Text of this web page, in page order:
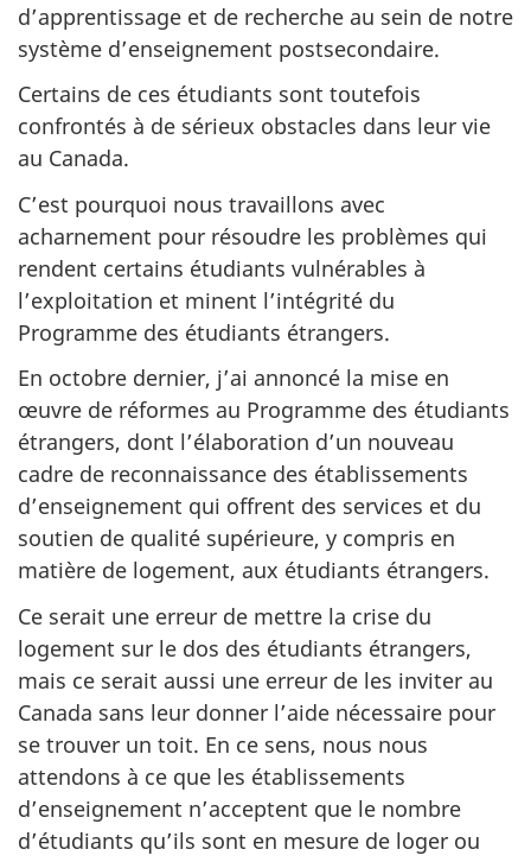
d’apprentissage et de recherche au sein de notre
système d’enseignement postsecondaire.
Certains de ces étudiants sont toutefois
confrontés à de sérieux obstacles dans leur vie
au Canada.
C’est pourquoi nous travaillons avec
acharnement pour résoudre les problèmes qui
rendent certains étudiants vulnérables à
l’exploitation et minent l’intégrité du
Programme des étudiants étrangers.
En octobre dernier, j’ai annoncé la mise en
œuvre de réformes au Programme des étudiants
étrangers, dont l’élaboration d’un nouveau
cadre de reconnaissance des établissements
d’enseignement qui offrent des services et du
soutien de qualité supérieure, y compris en
matière de logement, aux étudiants étrangers.
Ce serait une erreur de mettre la crise du
logement sur le dos des étudiants étrangers,
mais ce serait aussi une erreur de les inviter au
Canada sans leur donner l’aide nécessaire pour
se trouver un toit. En ce sens, nous nous
attendons à ce que les établissements
d’enseignement n’acceptent que le nombre
d’étudiants qu’ils sont en mesure de loger ou